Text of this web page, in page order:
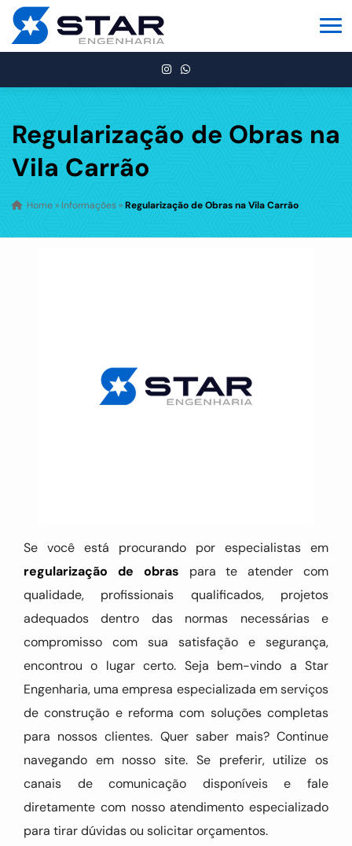
Regularização de Obras na
Vila Carrão
Home » Informações »Regularização de Obras na Vila Carrão
Se você está procurando por especialistas em
regularização de obras para te atender com
qualidade, profissionais qualificados, projetos
adequados dentro das normas necessárias e
compromisso com sua satisfação e segurança,
encontrou o lugar certo. Seja bem-vindo a Star
Engenharia, uma empresa especializada em serviços
de construção e reforma com soluções completas
para nossos clientes. Quer saber mais? Continue
navegando em nosso site. Se preferir, utilize os
canais de comunicação disponíveis e fale
diretamente com nosso atendimento especializado
para tirar dúvidas ou solicitar orçamentos.